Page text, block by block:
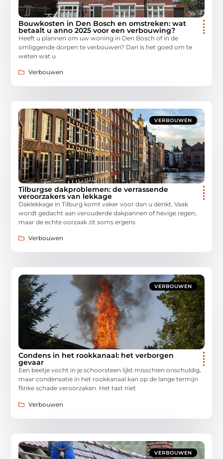
Bouwkosten in Den Bosch en omstreken: wat
betaalt u anno 2025 voor een verbouwing?
Heeft u plannen om uw woning in Den Bosch of in de
omliggende dorpen te verbouwen? Dan is het goed om te
weten wat u
Verbouwen
VERBOUWEN
Tilburgse dakproblemen: de verrassende
veroorzakers van lekkage
Daklekkage in Tilburg komt vaker voor dan u denkt. Vaak
wordt gedacht aan verouderde dakpannen of hevige regen,
maar de echte oorzaak zit soms ergens
Verbouwen
VERBOUWEN
Condens in het rookkanaal: het verborgen
gevaar
Een beetje vocht in je schoorsteen lijkt misschien onschuldig,
maar condensatie in het rookkanaal kan op de lange termijn
flinke schade veroorzaken. Het tast niet
Verbouwen
VERBOUWEN